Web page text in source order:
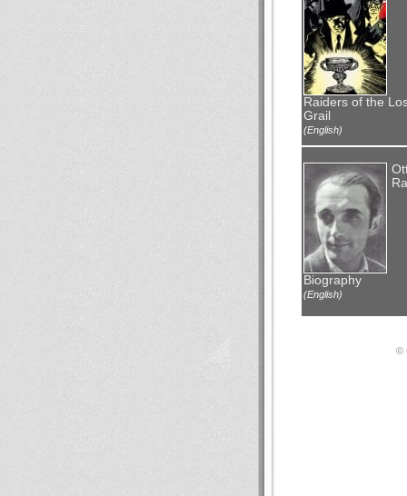
Raiders of the
Grail
(English)
Biography
(English)
©